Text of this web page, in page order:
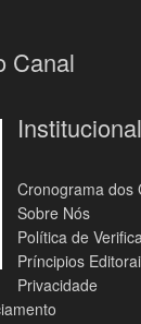
Canal
Institucional
Cronograma dos
Sobre Nós
Política de
Príncipios
Privacidade